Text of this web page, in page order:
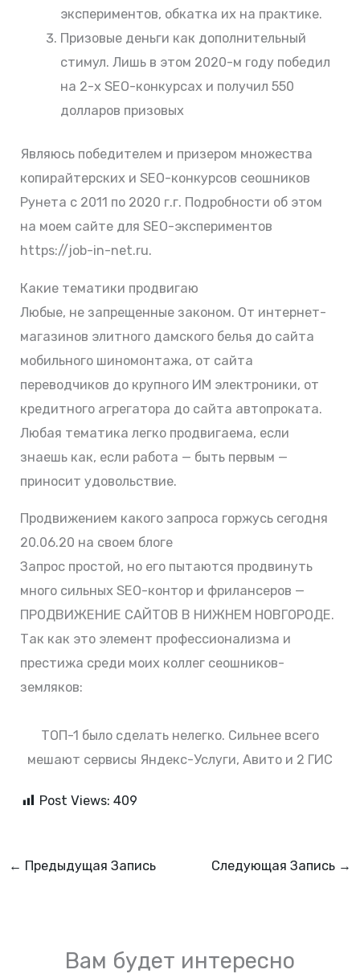
экспериментов, обкатка их на практике.
Призовые деньги как дополнительный
стимул. Лишь в этом 2020-м году победил
на 2-х SEO-конкурсах и получил 550
долларов призовых
Являюсь победителем и призером множества
копирайтерских и SEO-конкурсов сеошников
Рунета с 2011 по 2020 г.г. Подробности об этом
на моем сайте для SEO-экспериментов
https://job-in-net.ru.
Какие тематики продвигаю
Любые, не запрещенные законом. От интернет-
магазинов элитного дамского белья до сайта
мобильного шиномонтажа, от сайта
переводчиков до крупного ИМ электроники, от
кредитного агрегатора до сайта автопроката.
Любая тематика легко продвигаема, если
знаешь как, если работа — быть первым —
приносит удовольствие.
Продвижением какого запроса горжусь сегодня
20.06.20 на своем блоге
Запрос простой, но его пытаются продвинуть
много сильных SEO-контор и фрилансеров —
ПРОДВИЖЕНИЕ САЙТОВ В НИЖНЕМ НОВГОРОДЕ.
Так как это элемент профессионализма и
престижа среди моих коллег сеошников-
земляков:
ТОП-1 было сделать нелегко. Сильнее всего
мешают сервисы Яндекс-Услуги, Авито и 2 ГИС
Post Views: 409
← Предыдущая Запись Следующая Запись →
Вам будет интересно